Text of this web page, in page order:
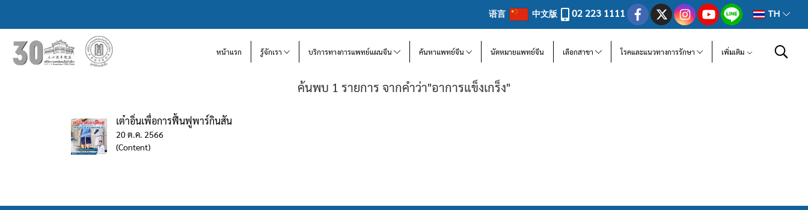
语言 中文版 02 223 1111 TH
หน้าแรก รู้จักเรา บริการทางการแพทย์แผนจีน ค้นหาแพทย์จีน นัดหมายแพทย์จีน เลือกสาขา โรคและแนวทางการรักษา เพิ่มเติม
ค้นพบ 1 รายการ จากคำว่า"อาการแข็งเกร็ง"
เต๋าอิ่นเพื่อการฟื้นฟูพาร์กินสัน
20 ต.ค. 2566
(Content)